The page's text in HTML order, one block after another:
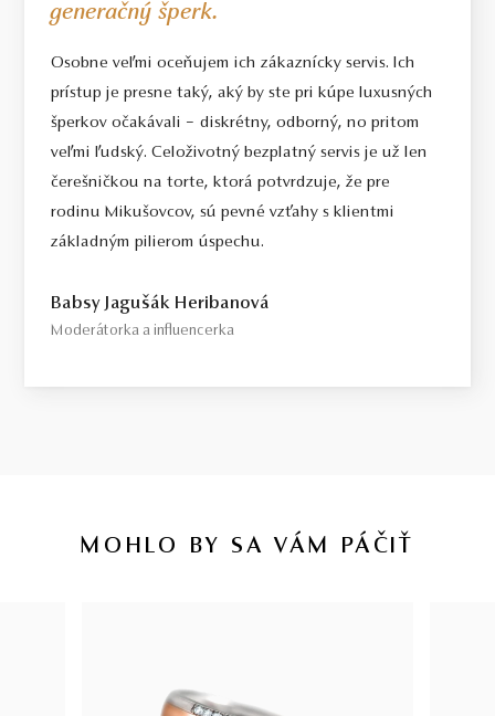
generačný šperk.
Osobne veľmi oceňujem ich zákaznícky servis. Ich
prístup je presne taký, aký by ste pri kúpe luxusných
šperkov očakávali – diskrétny, odborný, no pritom
veľmi ľudský. Celoživotný bezplatný servis je už len
čerešničkou na torte, ktorá potvrdzuje, že pre
rodinu Mikušovcov, sú pevné vzťahy s klientmi
základným pilierom úspechu.
Babsy Jagušák Heribanová
Moderátorka a influencerka
MOHLO BY SA VÁM PÁČIŤ